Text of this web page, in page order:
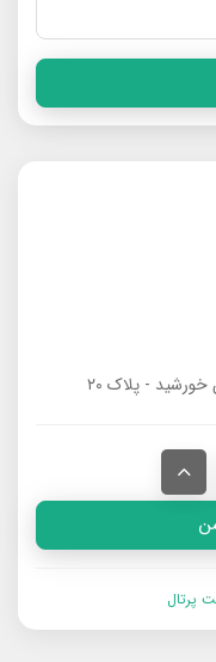
خورشید - پلاک ۲۰
پرتال